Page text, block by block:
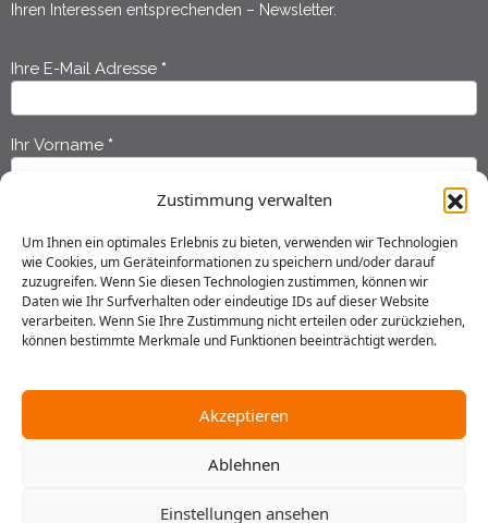
Zustimmung verwalten
Um Ihnen ein optimales Erlebnis zu bieten, verwenden wir Technologien
wie Cookies, um Geräteinformationen zu speichern und/oder darauf
zuzugreifen. Wenn Sie diesen Technologien zustimmen, können wir
Daten wie Ihr Surfverhalten oder eindeutige IDs auf dieser Website
verarbeiten. Wenn Sie Ihre Zustimmung nicht erteilen oder zurückziehen,
können bestimmte Merkmale und Funktionen beeinträchtigt werden.
Akzeptieren
Ablehnen
Einstellungen ansehen
Ihren Interessen entsprechenden – Newsletter.
Newsletter
Anmeldung
Ihre E-Mail Adresse *
Ihr Vorname *
Ich habe die Datenschutzerklärunggelesen und erkläre mich
einverstanden, dass meine Daten gespeichert werden.
Senden
Datenschutz AGB Hausordnung